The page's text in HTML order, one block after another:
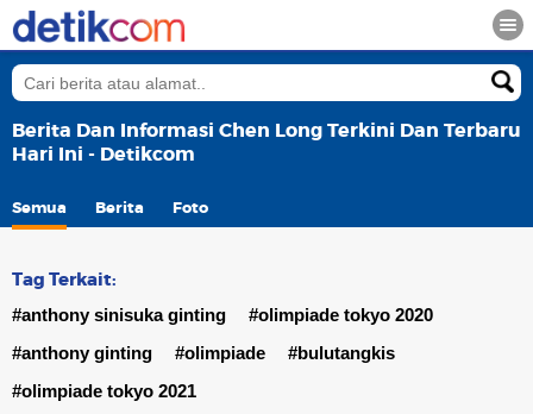
Berita Dan Informasi Chen Long Terkini Dan Terbaru
Hari Ini - Detikcom
Semua Berita Foto
Tag Terkait:
#anthony sinisuka ginting
#olimpiade tokyo 2020
#anthony ginting
#olimpiade
#bulutangkis
#olimpiade tokyo 2021